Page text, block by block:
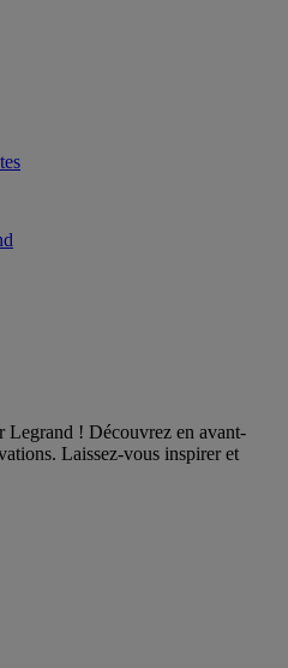
Legrand ! Découvrez en avant-
Laissez-vous inspirer et